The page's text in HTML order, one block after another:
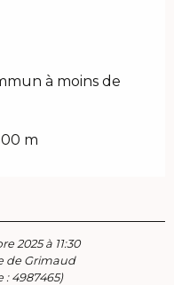
à moins de
m
2025 à 11:30
de Grimaud
: 4987465)